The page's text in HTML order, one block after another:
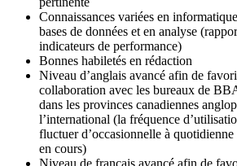
Connaissances variées en
bases de données et en analyse
indicateurs de performance)
Bonnes habiletés en rédaction
Niveau d’anglais avancé afin de
collaboration avec les bureaux de
dans les provinces canadiennes
l’international (la fréquence
fluctuer d’occasionnelle à
en cours)
Niveau de français avancé afin de